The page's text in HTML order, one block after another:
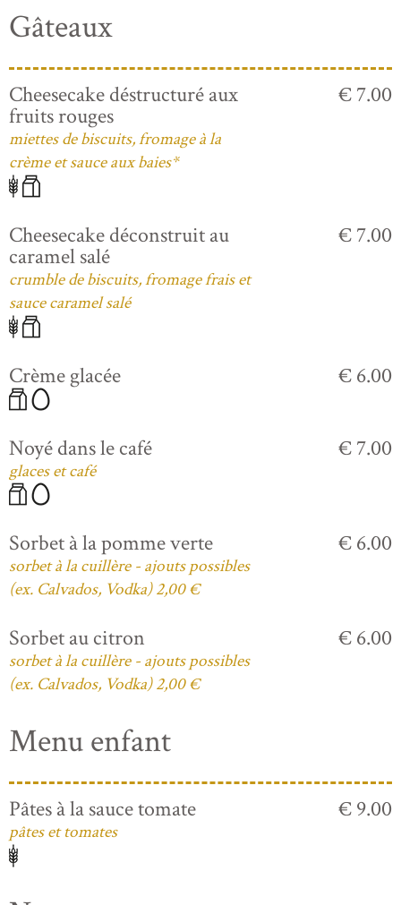
Gâteaux
Cheesecake déstructuré aux
fruits rouges
miettes de biscuits, fromage à la
crème et sauce aux baies*
€ 7.00
Cheesecake déconstruit au
caramel salé
crumble de biscuits, fromage frais et
sauce caramel salé
€ 7.00
Crème glacée € 6.00
Noyé dans le café
glaces et café
€ 7.00
Sorbet à la pomme verte
sorbet à la cuillère - ajouts possibles
(ex. Calvados, Vodka) 2,00 €
€ 6.00
Sorbet au citron
sorbet à la cuillère - ajouts possibles
(ex. Calvados, Vodka) 2,00 €
€ 6.00
Menu enfant
Pâtes à la sauce tomate
pâtes et tomates
€ 9.00